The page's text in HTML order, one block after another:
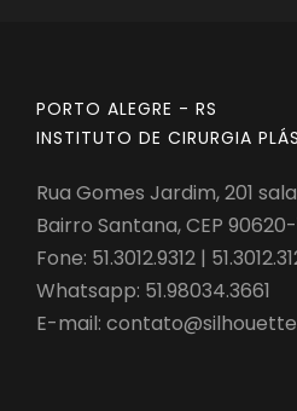
PORTO ALEGRE - RS
INSTITUTO DE CIRURGIA
Rua Gomes Jardim, 201 sala
Bairro Santana, CEP
Fone: 51.3012.9312 |
Whatsapp: 51.98034.3661
E-mail: